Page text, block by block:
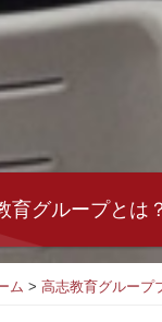
育グループとは？
ム > 高志教育グループ